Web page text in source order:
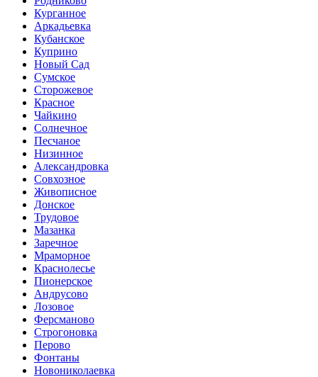
Курганное
Аркадьевка
Кубанское
Куприно
Новый Сад
Сумское
Сторожевое
Красное
Чайкино
Солнечное
Песчаное
Низинное
Александровка
Совхозное
Живописное
Донское
Трудовое
Мазанка
Заречное
Мраморное
Краснолесье
Пионерское
Андрусово
Лозовое
Ферсманово
Строгоновка
Перово
Фонтаны
Новониколаевка